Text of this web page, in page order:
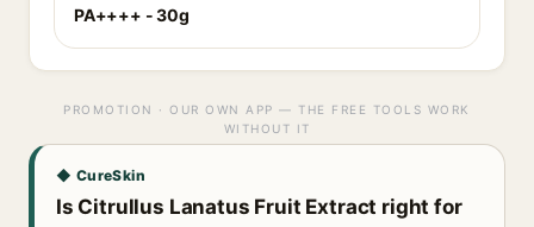
PA++++ - 30g
PROMOTION · OUR OWN APP — THE FREE TOOLS WORK
WITHOUT IT
◆ CureSkin
Is Citrullus Lanatus Fruit Extract right for